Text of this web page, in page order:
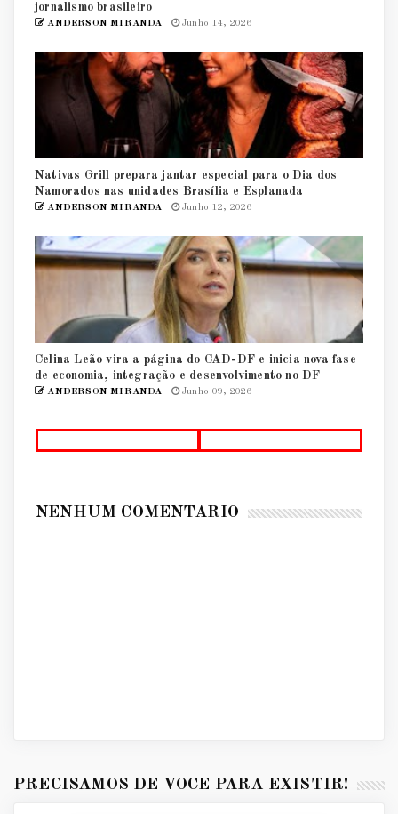
jornalismo brasileiro
ANDERSON MIRANDA Junho 14, 2026
Nativas Grill prepara jantar especial para o Dia dos
Namorados nas unidades Brasília e Esplanada
ANDERSON MIRANDA Junho 12, 2026
Celina Leão vira a página do CAD-DF e inicia nova fase
de economia, integração e desenvolvimento no DF
ANDERSON MIRANDA Junho 09, 2026
NENHUM COMENTÁRIO
PRECISAMOS DE VOCÊ PARA EXISTIR!